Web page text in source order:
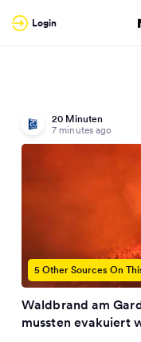
Login
20 Minuten
7 minutes ago
5 Other Sources On
Waldbrand am
mussten evakuiert